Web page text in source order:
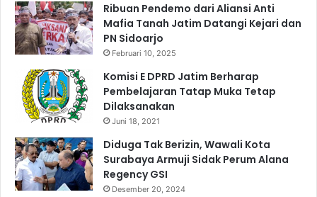
g
S
e
e
Ribuan Pendemo dari Aliansi Anti
Mafia Tanah Jatim Datangi Kejari dan
PN Sidoarjo
Februari 10, 2025
Komisi E DPRD Jatim Berharap
Pembelajaran Tatap Muka Tetap
Dilaksanakan
Juni 18, 2021
Diduga Tak Berizin, Wawali Kota
Surabaya Armuji Sidak Perum Alana
Regency GSI
Desember 20, 2024